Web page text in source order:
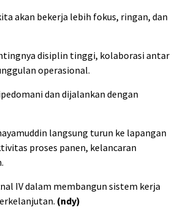
akan bekerja lebih fokus, ringan, dan
disiplin tinggi, kolaborasi antar
operasional.
dan dijalankan dengan
langsung turun ke lapangan
proses panen, kelancaran
IV dalam membangun sistem kerja
(ndy)